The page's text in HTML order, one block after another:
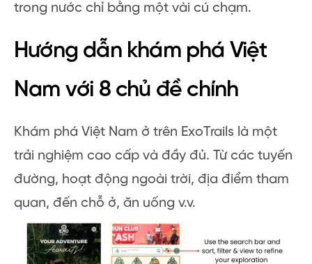
trong nước chỉ bằng một vài cú chạm.
Hướng dẫn khám phá Việt
Nam với 8 chủ đề chính
Khám phá Việt Nam ở trên ExoTrails là một
trải nghiệm cao cấp và đầy đủ. Từ các tuyến
đường, hoạt động ngoài trời, địa điểm tham
quan, đến chỗ ở, ăn uống v.v.